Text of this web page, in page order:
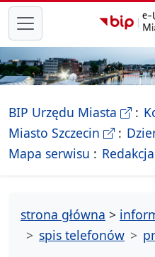
przejdź do głównego
BIP Urzędu Miasta -
Miasto Szczecin -
Mapa serwisu - drzewko
Redakcja
strona główna >
spis telefonów